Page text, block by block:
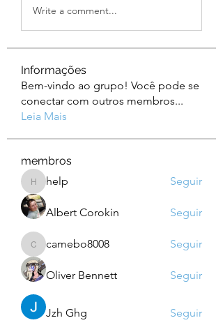
Write a comment...
Informações
Bem-vindo ao grupo! Você pode se
conectar com outros membros...
Leia Mais
membros
helphelp Seguir
Albert Corokin Seguir
camebo8008
camebo8008 Seguir
Oliver Bennett Seguir
Jzh Ghg
Seguir